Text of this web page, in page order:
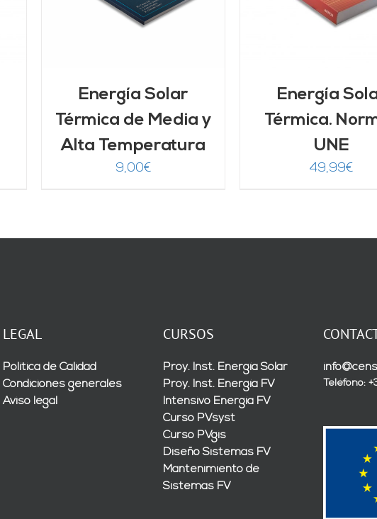
Energía Solar
Térmica de Media y
Alta Temperatura
9,00€
Energía
Térmica.
UNE
49,99€
LEGAL
Política de Calidad
Condiciones generales
Aviso legal
CURSOS
Proy. Inst. Energía Solar
Proy. Inst. Energía FV
Intensivo Energía FV
Curso PVsyst
Curso PVgis
Diseño Sistemas FV
Mantenimiento de
Sistemas FV
Teléfono: